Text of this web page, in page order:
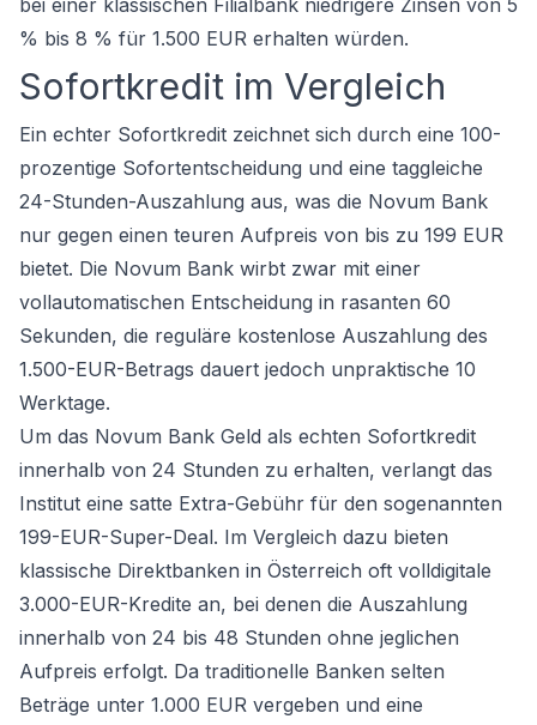
bei einer klassischen Filialbank niedrigere Zinsen von 5
% bis 8 % für 1.500 EUR erhalten würden.
Sofortkredit im Vergleich
Ein echter Sofortkredit zeichnet sich durch eine 100-
prozentige Sofortentscheidung und eine taggleiche
24-Stunden-Auszahlung aus, was die Novum Bank
nur gegen einen teuren Aufpreis von bis zu 199 EUR
bietet. Die Novum Bank wirbt zwar mit einer
vollautomatischen Entscheidung in rasanten 60
Sekunden, die reguläre kostenlose Auszahlung des
1.500-EUR-Betrags dauert jedoch unpraktische 10
Werktage.
Um das Novum Bank Geld als echten Sofortkredit
innerhalb von 24 Stunden zu erhalten, verlangt das
Institut eine satte Extra-Gebühr für den sogenannten
199-EUR-Super-Deal. Im Vergleich dazu bieten
klassische Direktbanken in Österreich oft volldigitale
3.000-EUR-Kredite an, bei denen die Auszahlung
innerhalb von 24 bis 48 Stunden ohne jeglichen
Aufpreis erfolgt. Da traditionelle Banken selten
Beträge unter 1.000 EUR vergeben und eine